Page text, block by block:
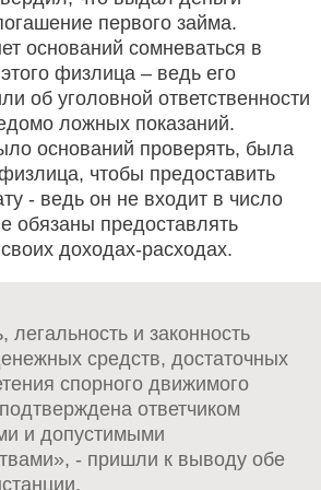
первого займа.
оснований сомневаться в
физлица – ведь его
об уголовной ответственности
ложных показаний.
оснований проверять, была
чтобы предоставить
- ведь он не входит в число
обязаны предоставлять
доходах-расходах.
легальность и законность
средств, достаточных
спорного движимого
ответчиком
и допустимыми
- пришли к выводу обе